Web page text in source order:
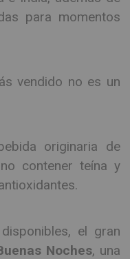
para momentos
vendido no es un
originaria de
contener teína y
el gran
Noches, una